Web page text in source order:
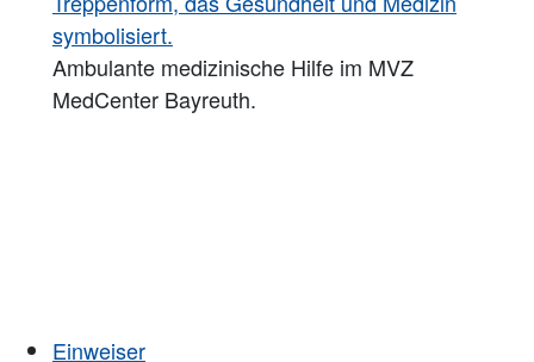
Ambulante medizinische Hilfe im MVZ
MedCenter Bayreuth.
Einweiser